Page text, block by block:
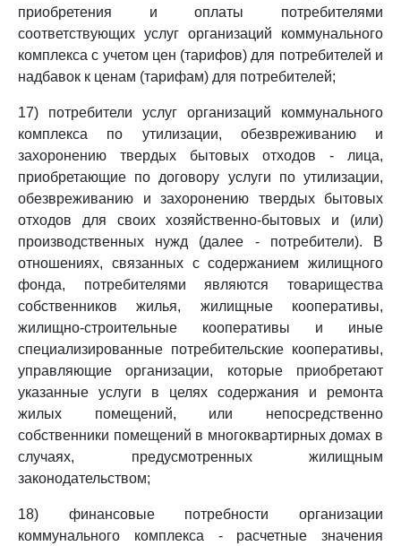
приобретения и оплаты потребителями
соответствующих услуг организаций коммунального
комплекса с учетом цен (тарифов) для потребителей и
надбавок к ценам (тарифам) для потребителей;
17) потребители услуг организаций коммунального
комплекса по утилизации, обезвреживанию и
захоронению твердых бытовых отходов - лица,
приобретающие по договору услуги по утилизации,
обезвреживанию и захоронению твердых бытовых
отходов для своих хозяйственно-бытовых и (или)
производственных нужд (далее - потребители). В
отношениях, связанных с содержанием жилищного
фонда, потребителями являются товарищества
собственников жилья, жилищные кооперативы,
жилищно-строительные кооперативы и иные
специализированные потребительские кооперативы,
управляющие организации, которые приобретают
указанные услуги в целях содержания и ремонта
жилых помещений, или непосредственно
собственники помещений в многоквартирных домах в
случаях, предусмотренных жилищным
законодательством;
18) финансовые потребности организации
коммунального комплекса - расчетные значения